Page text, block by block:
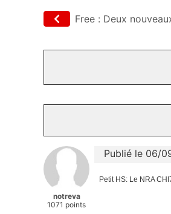
Free : Deux
notreva
1071 points
Publié le 06/
Petit HS: Le NRA